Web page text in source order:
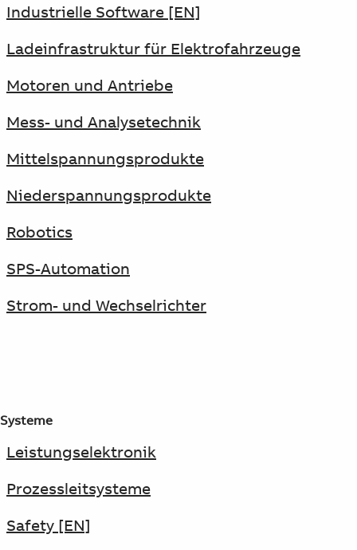
Industrielle Software [EN]
Ladeinfrastruktur für Elektrofahrzeuge
Motoren und Antriebe
Mess- und Analysetechnik
Mittelspannungsprodukte
Niederspannungsprodukte
Robotics
SPS-Automation
Strom- und Wechselrichter
Systeme
Leistungselektronik
Prozessleitsysteme
Safety [EN]